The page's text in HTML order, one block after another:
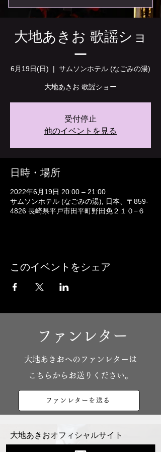
大地あきお 歌謡ショ
ー
6月19日(日)
  |
サムソンホテル (なごみの湯)
大地あきお 歌謡ショー
受付停止
他のイベントを見る
日時・場所
2022年6月19日 20:00 – 21:00
サムソンホテル (なごみの湯), 日本、〒859-
4826 長崎県平戸市田平町野田免２１０−６
このイベントをシェア
ファンレター
​大地あきおへのファンレターは
こちらからお送りください。
ファンレターを送る
大地あきおオフィシャルサイト